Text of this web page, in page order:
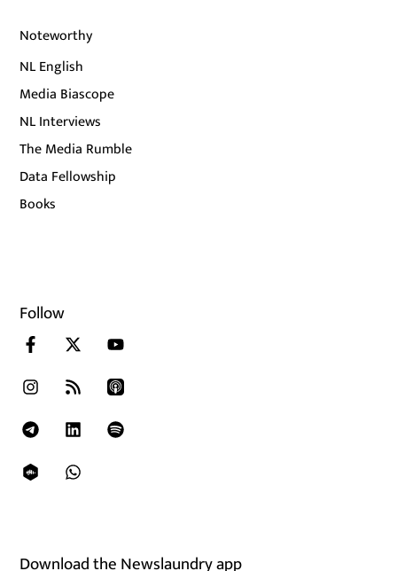
Noteworthy
NL English
Media Biascope
NL Interviews
The Media Rumble
Data Fellowship
Books
Follow
Download the Newslaundry app